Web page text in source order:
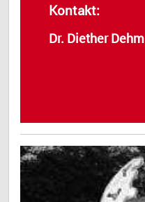
Kontakt:
Dr. Diether Dehm